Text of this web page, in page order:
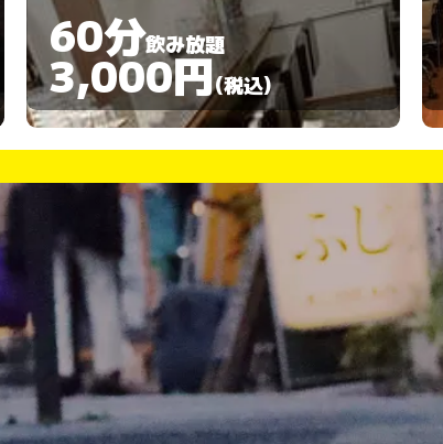
90分飲み放題
3,000円(税込)